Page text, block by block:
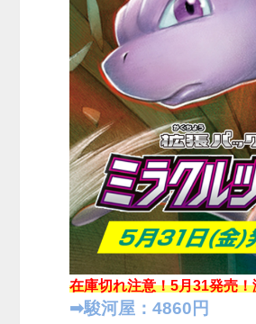
在庫切れ注意！5月31発売！
➡︎駿河屋：4860円